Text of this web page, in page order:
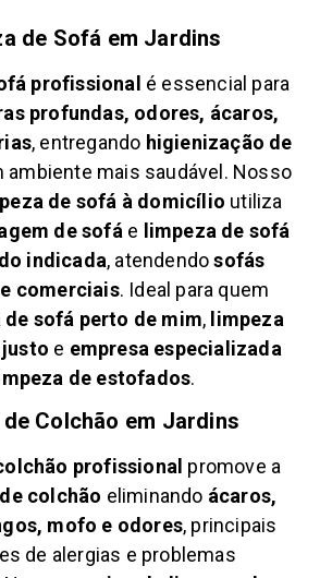
de Sofá em Jardins
profissional é essencial para
profundas, odores, ácaros,
, entregando higienização de
ambiente mais saudável. Nosso
de sofá à domicílio utiliza
de sofá e limpeza de sofá
indicada, atendendosofás
comerciais. Ideal para quem
de sofá perto de mim, limpeza
e empresa especializada
de estofados.
Colchão em Jardins
profissional promove a
colchão eliminando ácaros,
mofo e odores, principais
de alergias e problemas